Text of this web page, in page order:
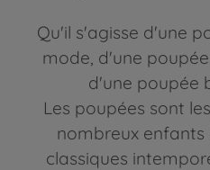
Qu'il s'agisse d'une
mode, d'une
d'une poupée
Les poupées sont
nombreux
classiques